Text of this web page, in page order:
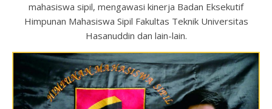
mahasiswa sipil, mengawasi kinerja Badan Eksekutif
Himpunan Mahasiswa Sipil Fakultas Teknik Universitas
Hasanuddin dan lain-lain.